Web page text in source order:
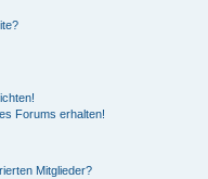
Forums erhalten!
Mitglieder?